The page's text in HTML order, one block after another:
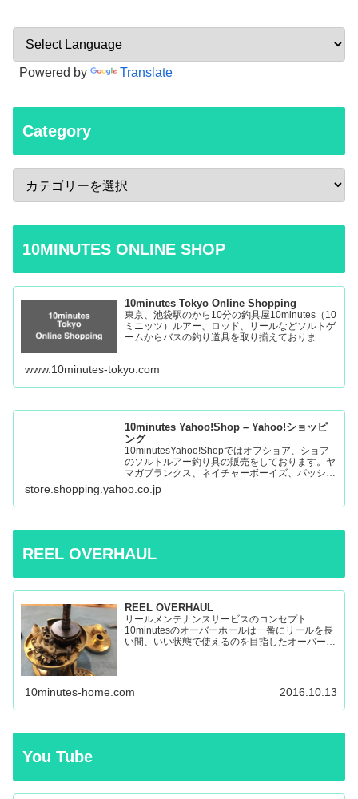
Powered by Translate
Category
10MINUTES ONLINE SHOP
10minutes Tokyo Online Shopping
東京、池袋駅のから10分の釣具屋10minutes（10
ミニッツ）ルアー、ロッド、リールなどソルトゲ
ームからバスの釣り道具を取り揃えておりま
www.10minutes-tokyo.com
10minutes Yahoo!Shop – Yahoo!ショッピ
ング
10minutesYahoo!Shopではオフショア、ショア
のソルトルアー釣り具の販売をしております。ヤ
マガブランクス、ネイチャーボーイズ、パッショ
ンズ、マシオなど:10minutes Yahoo!Shop – 通販
– LINEアカウント…
store.shopping.yahoo.co.jp
REEL OVERHAUL
REEL OVERHAUL
リールメンテナンスサービスのコンセプト
10minutesのオーバーホールは一番にリールを長
い間、いい状態で使えるのを目指したオーバーホ
10minutes-home.com 2016.10.13
You Tube